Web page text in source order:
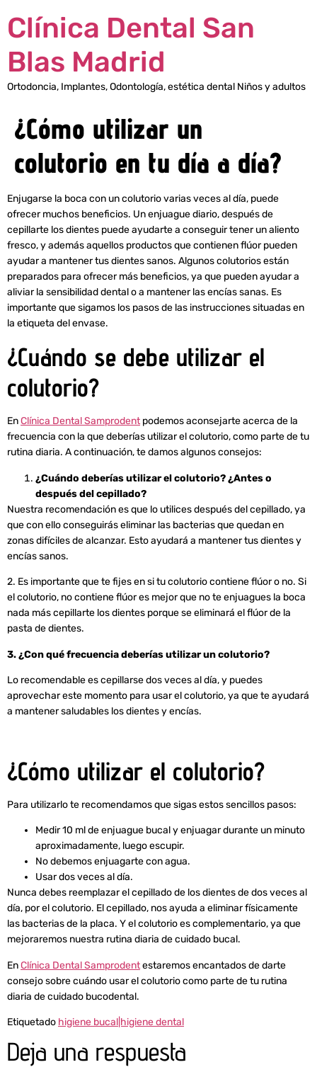
Clínica Dental San
Blas Madrid
Ortodoncia, Implantes, Odontología, estética dental Niños y adultos
¿Cómo utilizar un
colutorio en tu día a día?
Enjugarse la boca con un colutorio varias veces al día, puede
ofrecer muchos beneficios. Un enjuague diario, después de
cepillarte los dientes puede ayudarte a conseguir tener un aliento
fresco, y además aquellos productos que contienen flúor pueden
ayudar a mantener tus dientes sanos. Algunos colutorios están
preparados para ofrecer más beneficios, ya que pueden ayudar a
aliviar la sensibilidad dental o a mantener las encías sanas. Es
importante que sigamos los pasos de las instrucciones situadas en
la etiqueta del envase.
¿Cuándo se debe utilizar el
colutorio?
EnClínica Dental Samprodentpodemos aconsejarte acerca de la
frecuencia con la que deberías utilizar el colutorio, como parte de tu
rutina diaria. A continuación, te damos algunos consejos:
¿Cuándo deberías utilizar el colutorio? ¿Antes o
después del cepillado?
Nuestra recomendación es que lo utilices después del cepillado, ya
que con ello conseguirás eliminar las bacterias que quedan en
zonas difíciles de alcanzar. Esto ayudará a mantener tus dientes y
encías sanos.
2. Es importante que te fijes en si tu colutorio contiene flúor o no. Si
el colutorio, no contiene flúor es mejor que no te enjuagues la boca
nada más cepillarte los dientes porque se eliminará el flúor de la
pasta de dientes.
3. ¿Con qué frecuencia deberías utilizar un colutorio?
Lo recomendable es cepillarse dos veces al día, y puedes
aprovechar este momento para usar el colutorio, ya que te ayudará
a mantener saludables los dientes y encías.
¿Cómo utilizar el colutorio?
Para utilizarlo te recomendamos que sigas estos sencillos pasos:
Medir 10 ml de enjuague bucal y enjuagar durante un minuto
aproximadamente, luego escupir.
No debemos enjuagarte con agua.
Usar dos veces al día.
Nunca debes reemplazar el cepillado de los dientes de dos veces al
día, por el colutorio. El cepillado, nos ayuda a eliminar físicamente
las bacterias de la placa. Y el colutorio es complementario, ya que
mejoraremos nuestra rutina diaria de cuidado bucal.
EnClínica Dental Samprodentestaremos encantados de darte
consejo sobre cuándo usar el colutorio como parte de tu rutina
diaria de cuidado bucodental.
Etiquetado higiene bucal|higiene dental
Deja una respuesta